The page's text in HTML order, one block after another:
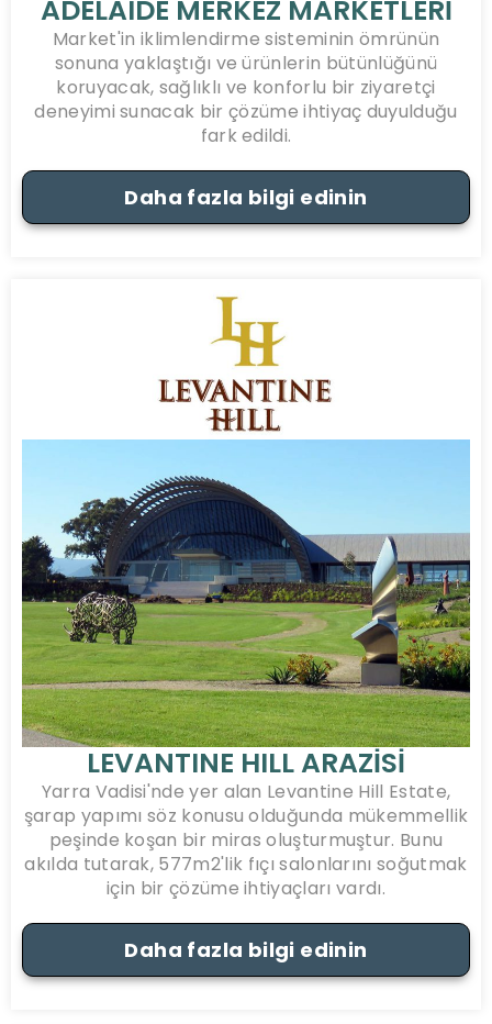
ADELAIDE MERKEZ MARKETLERİ
Market'in iklimlendirme sisteminin ömrünün
sonuna yaklaştığı ve ürünlerin bütünlüğünü
koruyacak, sağlıklı ve konforlu bir ziyaretçi
deneyimi sunacak bir çözüme ihtiyaç duyulduğu
fark edildi.
Daha fazla bilgi edinin
LEVANTINE HILL ARAZİSİ
Yarra Vadisi'nde yer alan Levantine Hill Estate,
şarap yapımı söz konusu olduğunda mükemmellik
peşinde koşan bir miras oluşturmuştur. Bunu
akılda tutarak, 577m2'lik fıçı salonlarını soğutmak
için bir çözüme ihtiyaçları vardı.
Daha fazla bilgi edinin